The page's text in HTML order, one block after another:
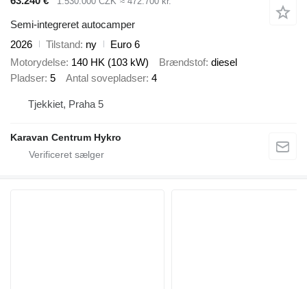
Semi-integreret autocamper
2026
Tilstand ny
Euro 6
Motorydelse 140 HK (103 kW) Brændstof diesel
Pladser 5 Antal sovepladser 4
Tjekkiet, Praha 5
Karavan Centrum Hykro